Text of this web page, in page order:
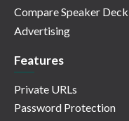
Compare Speaker Deck
Advertising
Features
Private URLs
Password Protection